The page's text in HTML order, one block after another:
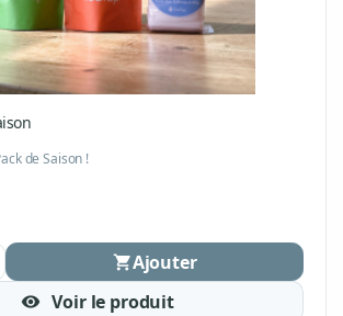
de Saison !
shopping_cartAjouter
visibility Voir le produit